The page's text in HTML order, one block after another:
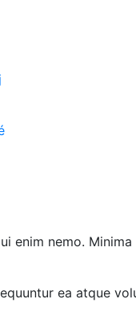
enim nemo.
ea atque